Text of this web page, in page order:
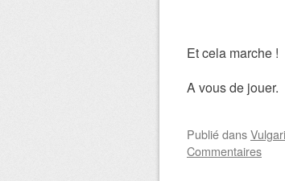
Et cela marche !
A vous de jouer.
Publiédans
Commentaires